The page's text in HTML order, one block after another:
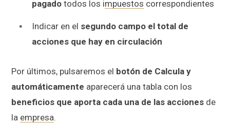
pagado todos los impuestos correspondientes
Indicar en el segundo campo el total de
acciones que hay en circulación
Por últimos, pulsaremos el botón de Calcula y
automáticamente aparecerá una tabla con los
beneficios que aporta cada una de las acciones de
la empresa.